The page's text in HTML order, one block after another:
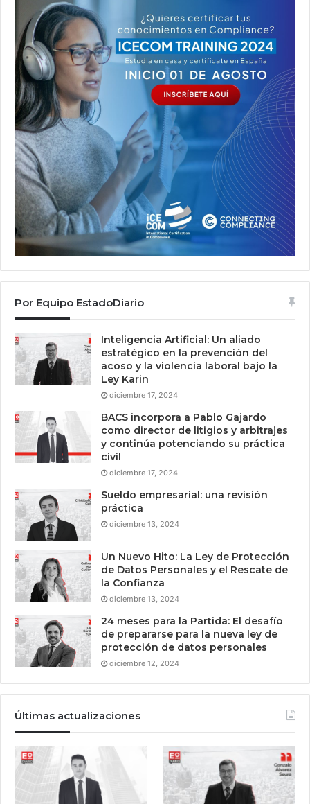
Por Equipo EstadoDiario
Inteligencia Artificial: Un aliado
estratégico en la prevención del
acoso y la violencia laboral bajo la
Ley Karin
diciembre 17, 2024
BACS incorpora a Pablo Gajardo
como director de litigios y arbitrajes
y continúa potenciando su práctica
civil
diciembre 17, 2024
Sueldo empresarial: una revisión
práctica
diciembre 13, 2024
Un Nuevo Hito: La Ley de Protección
de Datos Personales y el Rescate de
la Confianza
diciembre 13, 2024
24 meses para la Partida: El desafío
de prepararse para la nueva ley de
protección de datos personales
diciembre 12, 2024
Últimas actualizaciones